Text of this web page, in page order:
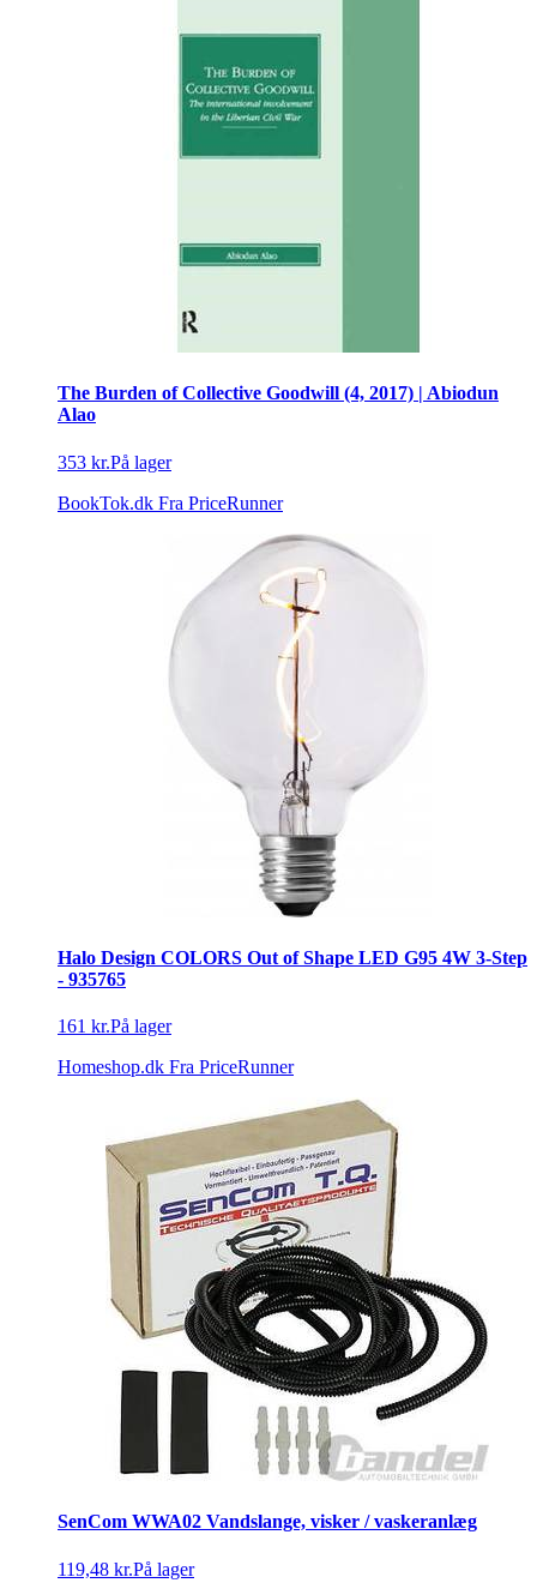
The Burden of Collective Goodwill (4, 2017) | Abiodun
Alao
353 kr.På lager
BookTok.dk Fra PriceRunner
Halo Design COLORS Out of Shape LED G95 4W 3-Step
- 935765
161 kr.På lager
Homeshop.dk Fra PriceRunner
SenCom WWA02 Vandslange, visker / vaskeranlæg
119,48 kr.På lager